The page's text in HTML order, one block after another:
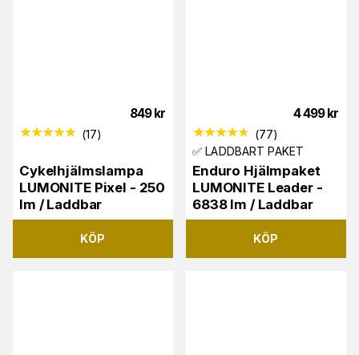
849 kr
(17)
Cykelhjälmslampa
LUMONITE Pixel - 250
lm / Laddbar
KÖP
4 499 kr
(77)
✅ LADDBART PAKET
Enduro Hjälmpaket
LUMONITE Leader -
6838 lm / Laddbar
KÖP